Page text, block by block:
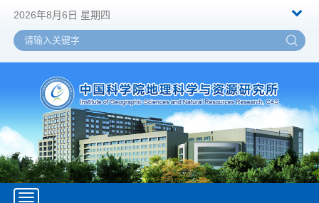
2026年8月6日 星期四
Toggle